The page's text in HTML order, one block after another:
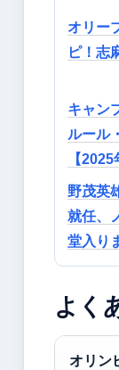
オリー
ピ！志
キャン
ルール
【2025
野茂英
就任、
堂入り
よく
オリン